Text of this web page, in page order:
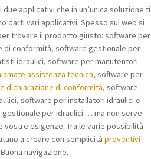
applicativi che in un’unica soluzione ti
darti vari applicativi. Spesso sul web si
trovare il prodotto giusto: software per
di conformità, software gestionale per
idraulici, software per manutentori
assistenza tecnica, software per
dichiarazione di conformità, software
software per installatori idraulici e
per idraulici … ma non serve!
vostre esigenze. Tra le varie possibilità
a creare con semplicità preventivi
Buona navigazione.